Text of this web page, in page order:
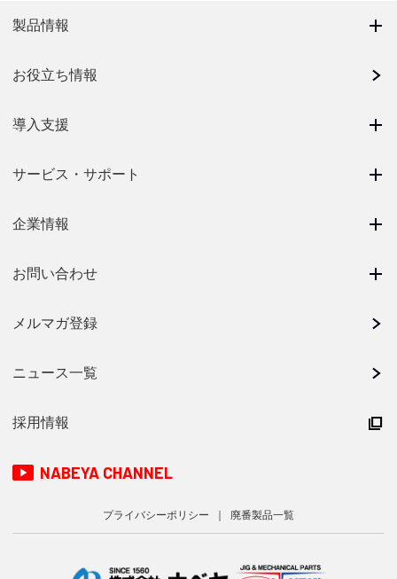
製品情報
お役立ち情報
導入支援
サービス・サポート
企業情報
お問い合わせ
メルマガ登録
ニュース一覧
採用情報
NABEYA CHANNEL
プライバシーポリシー 廃番製品一覧